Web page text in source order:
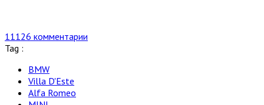
11126 комментарии
Tag :
BMW
Villa D'Este
Alfa Romeo